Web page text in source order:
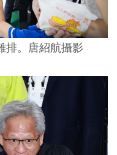
排。唐紹航攝影